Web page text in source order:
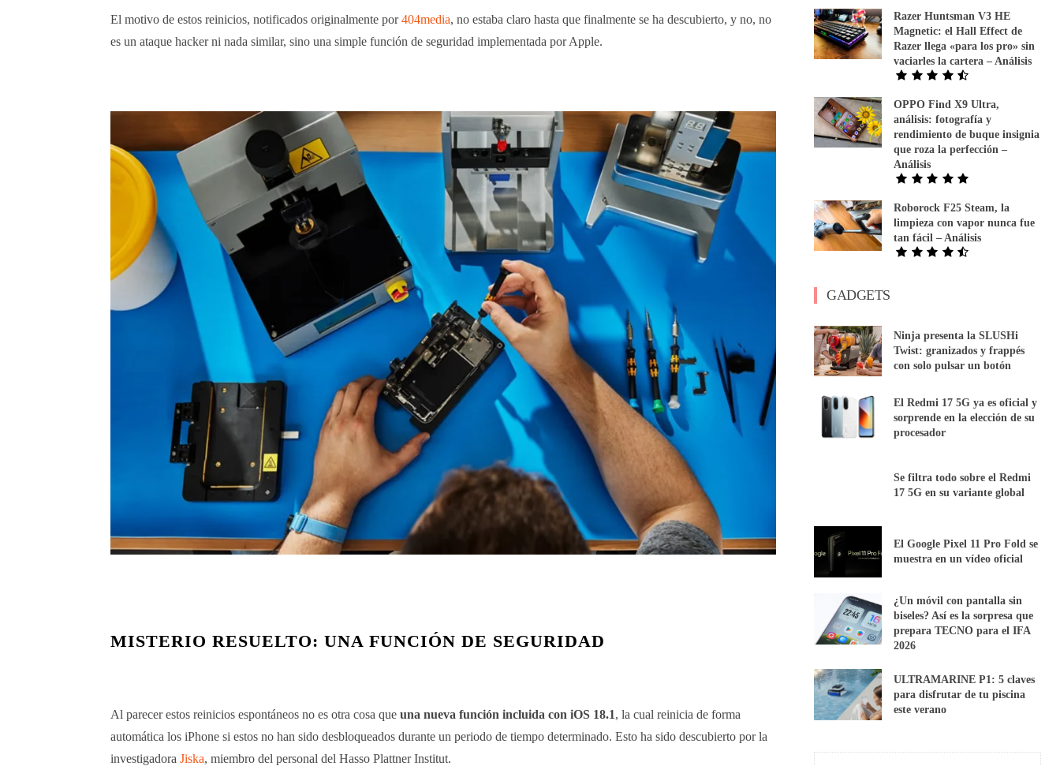
El motivo de estos reinicios, notificados originalmente por404media, no estaba claro hasta que finalmente se ha descubierto, y no, no
es un ataque hacker ni nada similar, sino una simple función de seguridad implementada por Apple.
MISTERIO RESUELTO: UNA FUNCIÓN DE SEGURIDAD
Al parecer estos reinicios espontáneos no es otra cosa que una nueva función incluida con iOS 18.1, la cual reinicia de forma
automática los iPhone si estos no han sido desbloqueados durante un periodo de tiempo determinado. Esto ha sido descubierto por la
investigadora Jiska, miembro del personal del Hasso Plattner Institut.
Razer Huntsman V3 HE
Magnetic: el Hall Effect de
Razer llega «para los pro» sin
vaciarles la cartera – Análisis
OPPO Find X9 Ultra,
análisis: fotografía y
rendimiento de buque insignia
que roza la perfección –
Análisis
Roborock F25 Steam, la
limpieza con vapor nunca fue
tan fácil – Análisis
GADGETS
Ninja presenta la SLUSHi
Twist: granizados y frappés
con solo pulsar un botón
El Redmi 17 5G ya es oficial y
sorprende en la elección de su
procesador
Se filtra todo sobre el Redmi
17 5G en su variante global
El Google Pixel 11 Pro Fold se
muestra en un vídeo oficial
¿Un móvil con pantalla sin
biseles? Así es la sorpresa que
prepara TECNO para el IFA
2026
ULTRAMARINE P1: 5 claves
para disfrutar de tu piscina
este verano